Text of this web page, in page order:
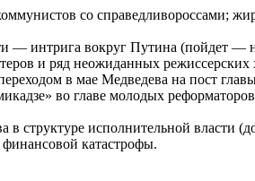
со
— интрига вокруг Путина (пойдет
и ряд неожиданных режиссерских
в мае Медведева на пост
во главе молодых
исполнительной власти
финансовой катастрофы.